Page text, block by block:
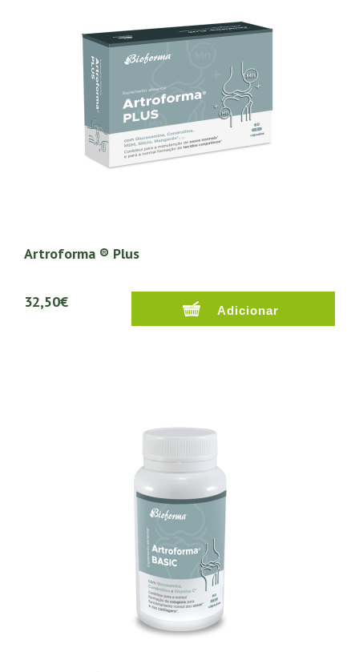
Artroforma ® Plus
32,50€